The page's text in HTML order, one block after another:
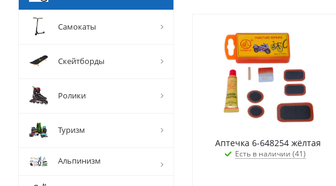
Аптечка 6-648254 жёлтая
Есть в наличии (41)
Самокаты
Скейтборды
Ролики
Туризм
Альпинизм